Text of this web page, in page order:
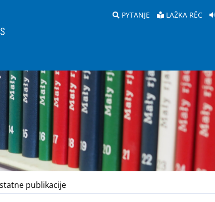
PYTANJE LAŽKA RĚC
publikacije